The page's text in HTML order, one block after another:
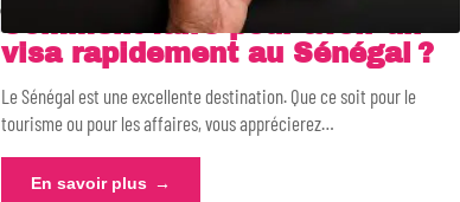
Comment faire pour avoir un
visa rapidement au Sénégal ?
Le Sénégal est une excellente destination. Que ce soit pour le
tourisme ou pour les affaires, vous apprécierez…
En savoir plus